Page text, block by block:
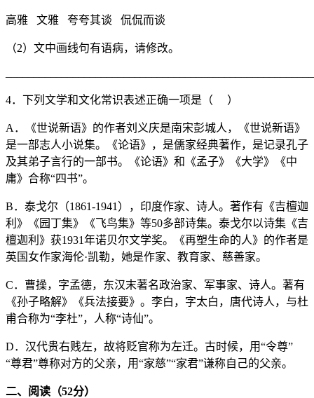
高雅 文雅 夸夸其谈 侃侃而谈
（2）文中画线句有语病，请修改。
4．下列文学和文化常识表述正确一项是（ ）
A．《世说新语》的作者刘义庆是南宋彭城人，《世说新语》
是一部志人小说集。《论语》，是儒家经典著作，是记录孔子
及其弟子言行的一部书。《论语》和《孟子》《大学》《中
庸》合称“四书”。
B．泰戈尔（1861-1941），印度作家、诗人。著作有《吉檀迦
利》《园丁集》《飞鸟集》等50多部诗集。泰戈尔以诗集《吉
檀迦利》获1931年诺贝尔文学奖。《再塑生命的人》的作者是
英国女作家海伦·凯勒，她是作家、教育家、慈善家。
C．曹操，字孟德，东汉末著名政治家、军事家、诗人。著有
《孙子略解》《兵法接要》。李白，字太白，唐代诗人，与杜
甫合称为“李杜”，人称“诗仙”。
D．汉代贵右贱左，故将贬官称为左迁。古时候，用“令尊”
“尊君”尊称对方的父亲，用“家慈”“家君”谦称自己的父亲。
二、阅读（52分）